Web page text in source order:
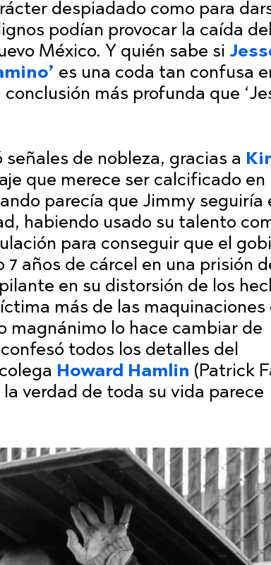
despiadado como para
podían provocar la caída
México. Y quién sabe si
es una coda tan confusa
más profunda que
de nobleza, gracias a
que merece ser calcificado en
parecía que Jimmy seguiría
habiendo usado su talento
para conseguir que el
años de cárcel en una prisión
en su distorsión de los
más de las maquinaciones
magnánimo lo hace cambiar de
todos los detalles del
Howard Hamlin (Patrick
verdad de toda su vida parece